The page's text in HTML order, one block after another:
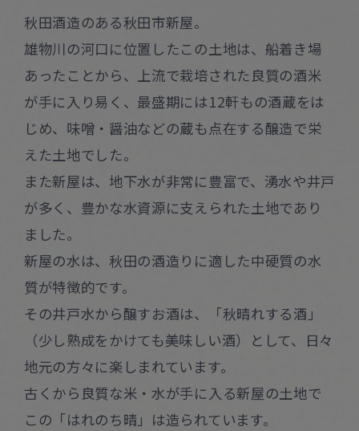
秋田酒造のある秋田市新屋。
雄物川の河口に位置したこの土地は、船着き場
あったことから、上流で栽培された良質の酒米
が手に入り易く、最盛期には12軒もの酒蔵をは
じめ、味噌・醤油などの蔵も点在する醸造で栄
えた土地でした。
また新屋は、地下水が非常に豊富で、湧水や井戸
が多く、豊かな水資源に支えられた土地であり
ました。
新屋の水は、秋田の酒造りに適した中硬質の水
質が特徴的です。
その井戸水から醸すお酒は、「秋晴れする酒」
（少し熟成をかけても美味しい酒）として、日々
地元の方々に楽しまれています。
古くから良質な米・水が手に入る新屋の土地で
この「はれのち晴」は造られています。